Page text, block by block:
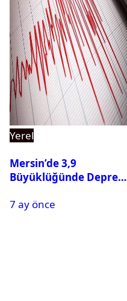
Yerel
Mersin’de 3,9
Büyüklüğünde Deprem
7 ay önce